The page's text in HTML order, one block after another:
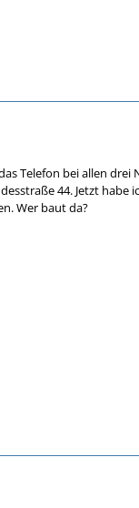
Telefon bei allen drei
44. Jetzt habe
Wer baut da?